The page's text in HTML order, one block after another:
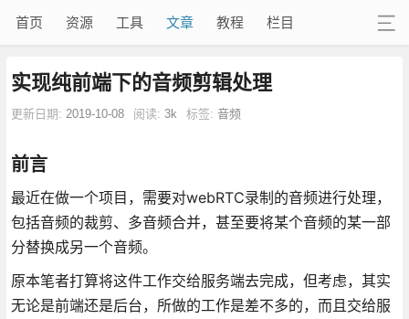
首页 资源 工具 文章 教程 栏目
实现纯前端下的音频剪辑处理
更新日期: 2019-10-08 阅读: 3k 标签: 音频
前言
最近在做一个项目，需要对webRTC录制的音频进行处理，
包括音频的裁剪、多音频合并，甚至要将某个音频的某一部
分替换成另一个音频。
原本笔者打算将这件工作交给服务端去完成，但考虑，其实
无论是前端还是后台，所做的工作是差不多的，而且交给服